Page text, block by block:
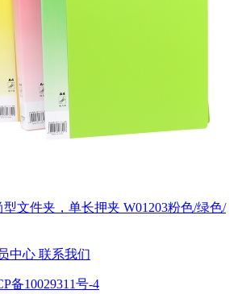
文件夹，单长押夹 W01203粉色/绿色/
中心 联系我们
备10029311号-4